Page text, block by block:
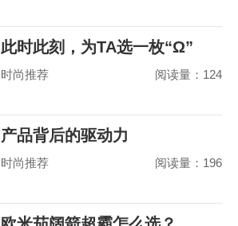
此时此刻，为TA选一枚“Ω”
时尚推荐 阅读量：124
产品背后的驱动力
时尚推荐 阅读量：196